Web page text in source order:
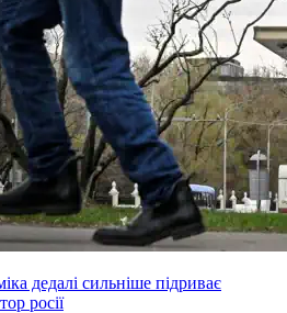
дедалі сильніше підриває
росії